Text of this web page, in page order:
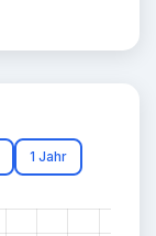
1 Jahr